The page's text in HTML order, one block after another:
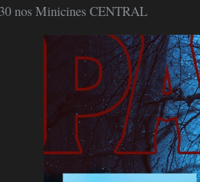
nos Minicines CENTRAL